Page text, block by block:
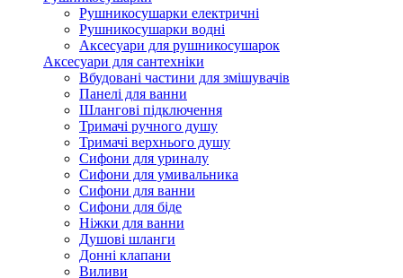
Рушникосушарки електричні
Рушникосушарки водні
Аксесуари для рушникосушарок
Аксесуари для сантехніки
Вбудовані частини для змішувачів
Панелі для ванни
Шлангові підключення
Тримачі ручного душу
Тримачі верхнього душу
Сифони для уриналу
Сифони для умивальника
Сифони для ванни
Сифони для біде
Ніжки для ванни
Душові шланги
Донні клапани
Виливи